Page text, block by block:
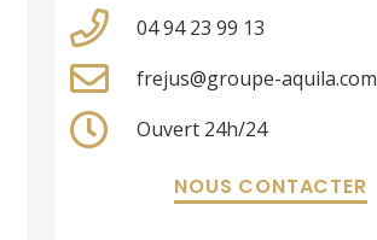
04 94 23 99 13
frejus@groupe-aquila.com
Ouvert 24h/24
NOUS CONTACTER